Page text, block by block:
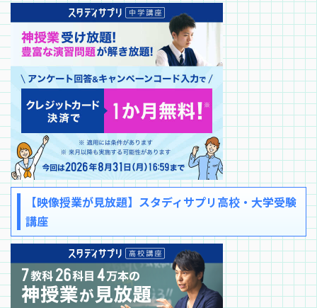
【映像授業が見放題】スタディサプリ高校・大学受験
講座